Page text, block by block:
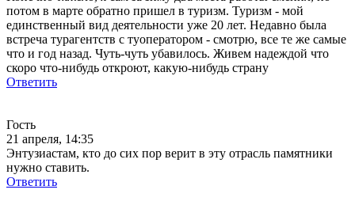
потом в марте обратно пришел в туризм. Туризм - мой
единственный вид деятельности уже 20 лет. Недавно была
встреча турагентств с туоператором - смотрю, все те же самые
что и год назад. Чуть-чуть убавилось. Живем надеждой что
скоро что-нибудь откроют, какую-нибудь страну
Ответить
Гость
21 апреля, 14:35
Энтузиастам, кто до сих пор верит в эту отрасль памятники
нужно ставить.
Ответить